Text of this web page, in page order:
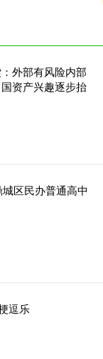
外部有风险内部
资产兴趣逐步抬
区民办普通高中
逗乐